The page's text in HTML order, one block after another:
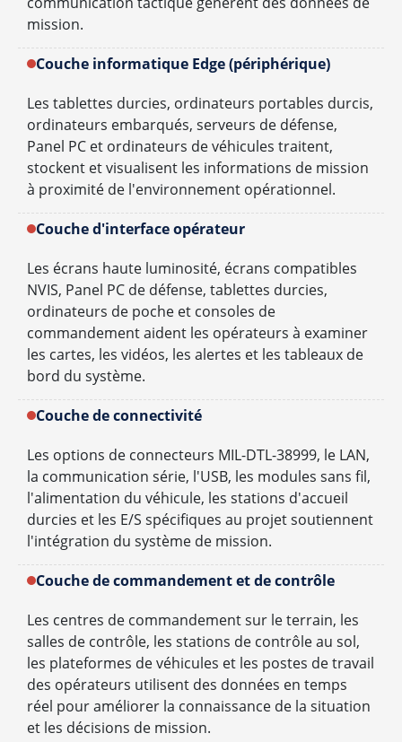
mission.
Couche informatique Edge (périphérique)
Les tablettes durcies, ordinateurs portables durcis,
ordinateurs embarqués, serveurs de défense,
Panel PC et ordinateurs de véhicules traitent,
stockent et visualisent les informations de mission
à proximité de l'environnement opérationnel.
Couche d'interface opérateur
Les écrans haute luminosité, écrans compatibles
NVIS, Panel PC de défense, tablettes durcies,
ordinateurs de poche et consoles de
commandement aident les opérateurs à examiner
les cartes, les vidéos, les alertes et les tableaux de
bord du système.
Couche de connectivité
Les options de connecteurs MIL-DTL-38999, le LAN,
la communication série, l'USB, les modules sans fil,
l'alimentation du véhicule, les stations d'accueil
durcies et les E/S spécifiques au projet soutiennent
l'intégration du système de mission.
Couche de commandement et de contrôle
Les centres de commandement sur le terrain, les
salles de contrôle, les stations de contrôle au sol,
les plateformes de véhicules et les postes de travail
des opérateurs utilisent des données en temps
réel pour améliorer la connaissance de la situation
et les décisions de mission.